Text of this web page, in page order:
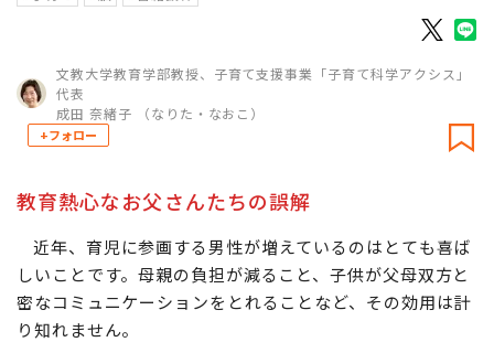
文教大学教育学部教授、子育て支援事業「子育て科学アクシス」
代表
成田 奈緒子 （なりた・なおこ）
+フォロー
教育熱心なお父さんたちの誤解
近年、育児に参画する男性が増えているのはとても喜ば
しいことです。母親の負担が減ること、子供が父母双方と
密なコミュニケーションをとれることなど、その効用は計
り知れません。